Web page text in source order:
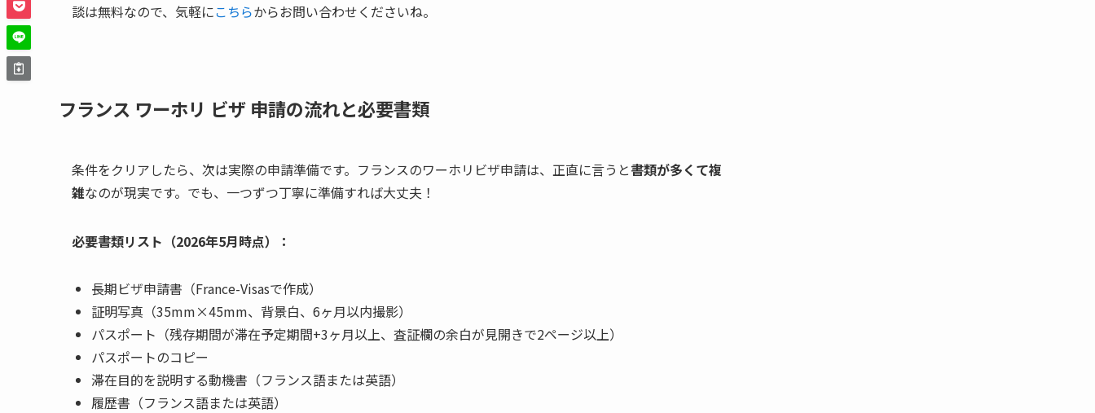
談は無料なので、気軽にこちらからお問い合わせくださいね。
フランス ワーホリ ビザ 申請の流れと必要書類
条件をクリアしたら、次は実際の申請準備です。フランスのワーホリビザ申請は、正直に言うと書類が多くて複
雑なのが現実です。でも、一つずつ丁寧に準備すれば大丈夫！
必要書類リスト（2026年5月時点）：
長期ビザ申請書（France-Visasで作成）
証明写真（35mm×45mm、背景白、6ヶ月以内撮影）
パスポート（残存期間が滞在予定期間+3ヶ月以上、査証欄の余白が見開きで2ページ以上）
パスポートのコピー
滞在目的を説明する動機書（フランス語または英語）
履歴書（フランス語または英語）